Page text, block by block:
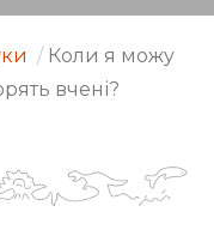
/ Коли я можу
вчені?